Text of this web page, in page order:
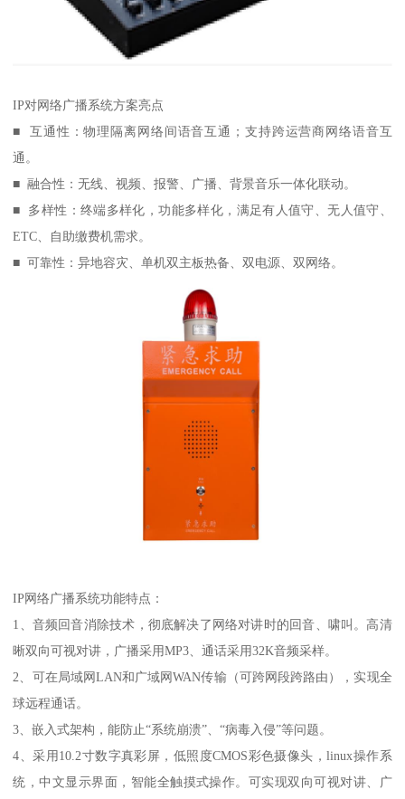
IP对网络广播系统方案亮点
■ 互通性：物理隔离网络间语音互通；支持跨运营商网络语音互
通。
■ 融合性：无线、视频、报警、广播、背景音乐一体化联动。
■ 多样性：终端多样化，功能多样化，满足有人值守、无人值守、
ETC、自助缴费机需求。
■ 可靠性：异地容灾、单机双主板热备、双电源、双网络。
IP网络广播系统功能特点：
1、音频回音消除技术，彻底解决了网络对讲时的回音、啸叫。高清
晰双向可视对讲，广播采用MP3、通话采用32K音频采样。
2、可在局域网LAN和广域网WAN传输（可跨网段跨路由），实现全
球远程通话。
3、嵌入式架构，能防止“系统崩溃”、“病毒入侵”等问题。
4、采用10.2寸数字真彩屏，低照度CMOS彩色摄像头，linux操作系
统，中文显示界面，智能全触摸式操作。可实现双向可视对讲、广